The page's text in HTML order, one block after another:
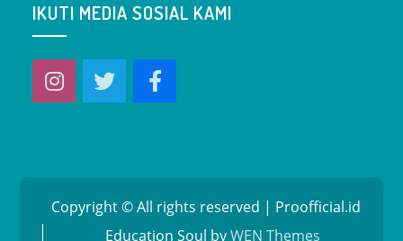
IKUTI MEDIA SOSIAL KAMI
Copyright © All rights reserved | Proofficial.id
Education Soul byWEN Themes